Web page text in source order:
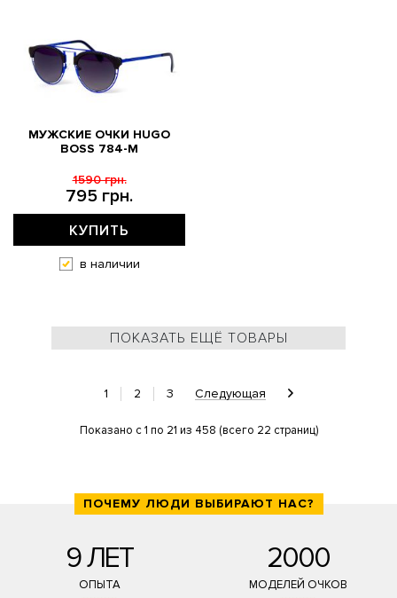
МУЖСКИЕ ОЧКИ HUGO
BOSS 784-M
795 грн.
1590 грн.
КУПИТЬ
в наличии
ПОКАЗАТЬ ЕЩЁ ТОВАРЫ
1 2 3 Следующая
Показано с 1 по 21 из 458 (всего 22 страниц)
ПОЧЕМУ ЛЮДИ ВЫБИРАЮТ НАС?
9 ЛЕТ
ОПЫТА
2000
МОДЕЛЕЙ ОЧКОВ